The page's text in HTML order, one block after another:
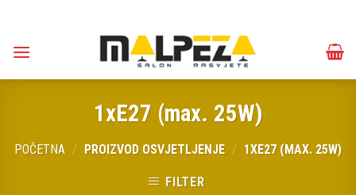
content
1xE27 (max. 25W)
POČETNA / PROIZVOD OSVJETLJENJE / 1XE27 (MAX. 25W)
FILTER